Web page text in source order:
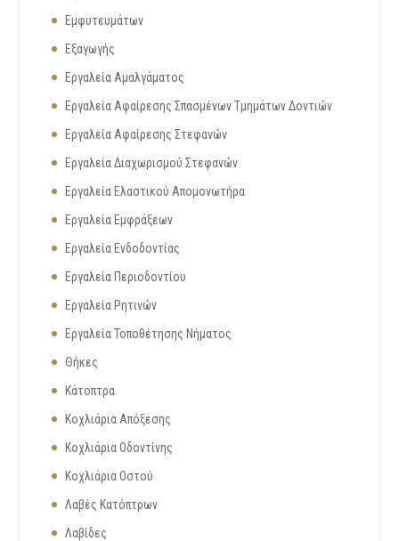
Εμφυτευμάτων
Εξαγωγής
Εργαλεία Αμαλγάματος
Εργαλεία Αφαίρεσης Σπασμένων Τμημάτων Δοντιών
Εργαλεία Αφαίρεσης Στεφανών
Εργαλεία Διαχωρισμού Στεφανών
Εργαλεία Ελαστικού Απομονωτήρα
Εργαλεία Εμφράξεων
Εργαλεία Ενδοδοντίας
Εργαλεία Περιοδοντίου
Εργαλεία Ρητινών
Εργαλεία Τοποθέτησης Νήματος
Θήκες
Κάτοπτρα
Κοχλιάρια Απόξεσης
Κοχλιάρια Οδοντίνης
Κοχλιάρια Οστού
Λαβές Κατόπτρων
Λαβίδες